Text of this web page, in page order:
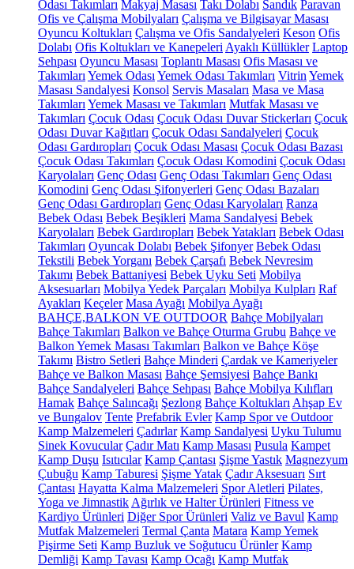
Odası Takımları Makyaj Masası Takı Dolabı Sandık Paravan
Ofis ve Çalışma Mobilyaları Çalışma ve Bilgisayar Masası
Oyuncu Koltukları Çalışma ve Ofis Sandalyeleri Keson Ofis
Dolabı Ofis Koltukları ve Kanepeleri Ayaklı Küllükler Laptop
Sehpası Oyuncu Masası Toplantı Masası Ofis Masası ve
Takımları Yemek Odası Yemek Odası Takımları Vitrin Yemek
Masası Sandalyesi Konsol Servis Masaları Masa ve Masa
Takımları Yemek Masası ve Takımları Mutfak Masası ve
Takımları Çocuk Odası Çocuk Odası Duvar Stickerları Çocuk
Odası Duvar Kağıtları Çocuk Odası Sandalyeleri Çocuk
Odası Gardıropları Çocuk Odası Masası Çocuk Odası Bazası
Çocuk Odası Takımları Çocuk Odası Komodini Çocuk Odası
Karyolaları Genç Odası Genç Odası Takımları Genç Odası
Komodini Genç Odası Şifonyerleri Genç Odası Bazaları
Genç Odası Gardıropları Genç Odası Karyolaları Ranza
Bebek Odası Bebek Beşikleri Mama Sandalyesi Bebek
Karyolaları Bebek Gardıropları Bebek Yatakları Bebek Odası
Takımları Oyuncak Dolabı Bebek Şifonyer Bebek Odası
Tekstili Bebek Yorganı Bebek Çarşafı Bebek Nevresim
Takımı Bebek Battaniyesi Bebek Uyku Seti Mobilya
Aksesuarları Mobilya Yedek Parçaları Mobilya Kulpları Raf
Ayakları Keçeler Masa Ayağı Mobilya Ayağı
BAHÇE,BALKON VE OUTDOOR Bahçe Mobilyaları
Bahçe Takımları Balkon ve Bahçe Oturma Grubu Bahçe ve
Balkon Yemek Masası Takımları Balkon ve Bahçe Köşe
Takımı Bistro Setleri Bahçe Minderi Çardak ve Kameriyeler
Bahçe ve Balkon Masası Bahçe Şemsiyesi Bahçe Bankı
Bahçe Sandalyeleri Bahçe Sehpası Bahçe Mobilya Kılıfları
Hamak Bahçe Salıncağı Şezlong Bahçe Koltukları Ahşap Ev
ve Bungalov Tente Prefabrik Evler Kamp Spor ve Outdoor
Kamp Malzemeleri Çadırlar Kamp Sandalyesi Uyku Tulumu
Sinek Kovucular Çadır Matı Kamp Masası Pusula Kampet
Kamp Duşu Isıtıcılar Kamp Çantası Şişme Yastık Magnezyum
Çubuğu Kamp Taburesi Şişme Yatak Çadır Aksesuarı Sırt
Çantası Hayatta Kalma Malzemeleri Spor Aletleri Pilates,
Yoga ve Jimnastik Ağırlık ve Halter Ürünleri Fitness ve
Kardiyo Ürünleri Diğer Spor Ürünleri Valiz ve Bavul Kamp
Mutfak Malzemeleri Termal Çanta Matara Kamp Yemek
Pişirme Seti Kamp Buzluk ve Soğutucu Ürünler Kamp
Demliği Kamp Tavası Kamp Ocağı Kamp Mutfak